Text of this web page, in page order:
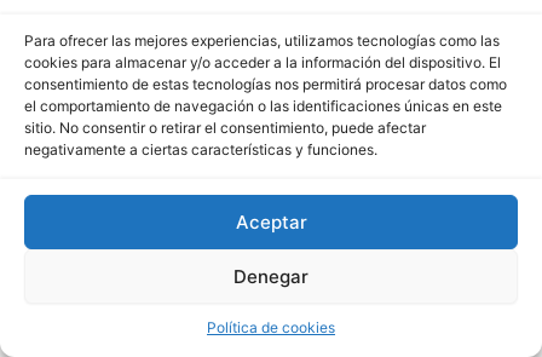
Para ofrecer las mejores experiencias, utilizamos tecnologías como las
cookies para almacenar y/o acceder a la información del dispositivo. El
consentimiento de estas tecnologías nos permitirá procesar datos como
el comportamiento de navegación o las identificaciones únicas en este
sitio. No consentir o retirar el consentimiento, puede afectar
negativamente a ciertas características y funciones.
Aceptar
Denegar
Política de cookies
Todos los derechos © 2026 San Miguel De Los Bancos |